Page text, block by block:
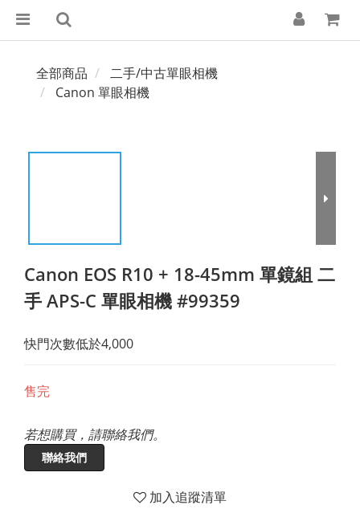
全部商品
二手/中古單眼相機
Canon 單眼相機
Canon EOS R10 + 18-45mm 單鏡組 二
手 APS-C 單眼相機 #99359
快門次數低於4,000
售完
若想購買，請聯絡我們。
聯絡我們
加入追蹤清單